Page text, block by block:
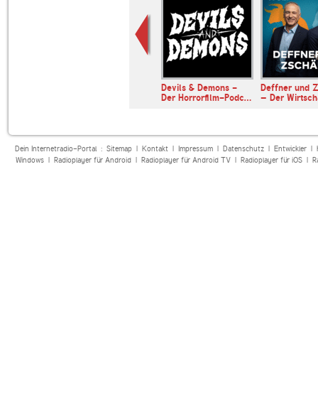
Devils & Demons -
Der Horrorfilm-Podc…
Deffner und
– Der
Dein Internetradio-Portal : Sitemap| Kontakt| Impressum| Datenschutz| Entwickler|
Windows| Radioplayer für Android| Radioplayer für Android TV| Radioplayer für iOS|